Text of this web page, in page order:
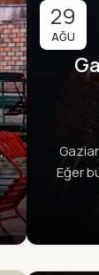
29
AĞU
Eğer